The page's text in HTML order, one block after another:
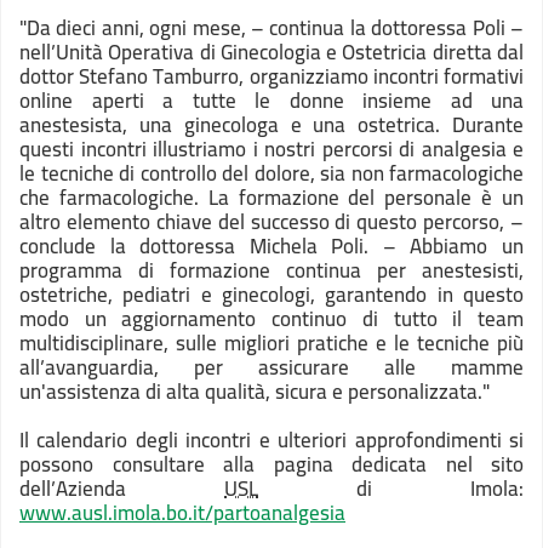
"Da dieci anni, ogni mese, – continua la dottoressa Poli –
nell’Unità Operativa di Ginecologia e Ostetricia diretta dal
dottor Stefano Tamburro, organizziamo incontri formativi
online aperti a tutte le donne insieme ad una
anestesista, una ginecologa e una ostetrica. Durante
questi incontri illustriamo i nostri percorsi di analgesia e
le tecniche di controllo del dolore, sia non farmacologiche
che farmacologiche. La formazione del personale è un
altro elemento chiave del successo di questo percorso, –
conclude la dottoressa Michela Poli. – Abbiamo un
programma di formazione continua per anestesisti,
ostetriche, pediatri e ginecologi, garantendo in questo
modo un aggiornamento continuo di tutto il team
multidisciplinare, sulle migliori pratiche e le tecniche più
all’avanguardia, per assicurare alle mamme
un'assistenza di alta qualità, sicura e personalizzata."
Il calendario degli incontri e ulteriori approfondimenti si
possono consultare alla pagina dedicata nel sito
dell’Azienda USL di Imola:
www.ausl.imola.bo.it/partoanalgesia